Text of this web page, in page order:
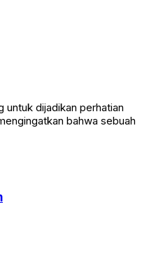
untuk dijadikan perhatian
bahwa sebuah